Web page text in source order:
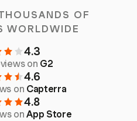
OF
WORLDWIDE
4.3
on G2
4.6
on Capterra
4.8
onApp Store